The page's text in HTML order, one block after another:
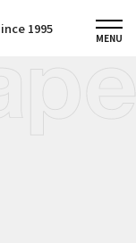
1995